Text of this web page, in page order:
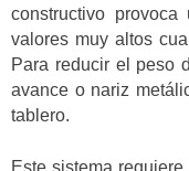
constructivo
valores muy altos
Para reducir el peso
avance o nariz
tablero.
Este sistema